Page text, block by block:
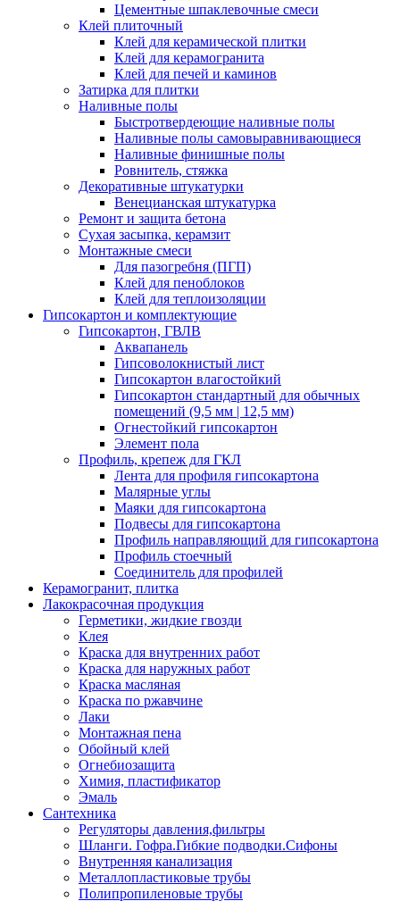
Цементные шпаклевочные смеси
Клей плиточный
Клей для керамической плитки
Клей для керамогранита
Клей для печей и каминов
Затирка для плитки
Наливные полы
Быстротвердеющие наливные полы
Наливные полы самовыравнивающиеся
Наливные финишные полы
Ровнитель, стяжка
Декоративные штукатурки
Венецианская штукатурка
Ремонт и защита бетона
Сухая засыпка, керамзит
Монтажные смеси
Для пазогребня (ПГП)
Клей для пеноблоков
Клей для теплоизоляции
Гипсокартон и комплектующие
Гипсокартон, ГВЛВ
Аквапанель
Гипсоволокнистый лист
Гипсокартон влагостойкий
Гипсокартон стандартный для обычных
помещений (9,5 мм | 12,5 мм)
Огнестойкий гипсокартон
Элемент пола
Профиль, крепеж для ГКЛ
Лента для профиля гипсокартона
Малярные углы
Маяки для гипсокартона
Подвесы для гипсокартона
Профиль направляющий для гипсокартона
Профиль стоечный
Соединитель для профилей
Керамогранит, плитка
Лакокрасочная продукция
Герметики, жидкие гвозди
Клея
Краска для внутренних работ
Краска для наружных работ
Краска масляная
Краска по ржавчине
Лаки
Монтажная пена
Обойный клей
Огнебиозащита
Химия, пластификатор
Эмаль
Сантехника
Регуляторы давления,фильтры
Шланги. Гофра.Гибкие подводки.Сифоны
Внутренняя канализация
Металлопластиковые трубы
Полипропиленовые трубы